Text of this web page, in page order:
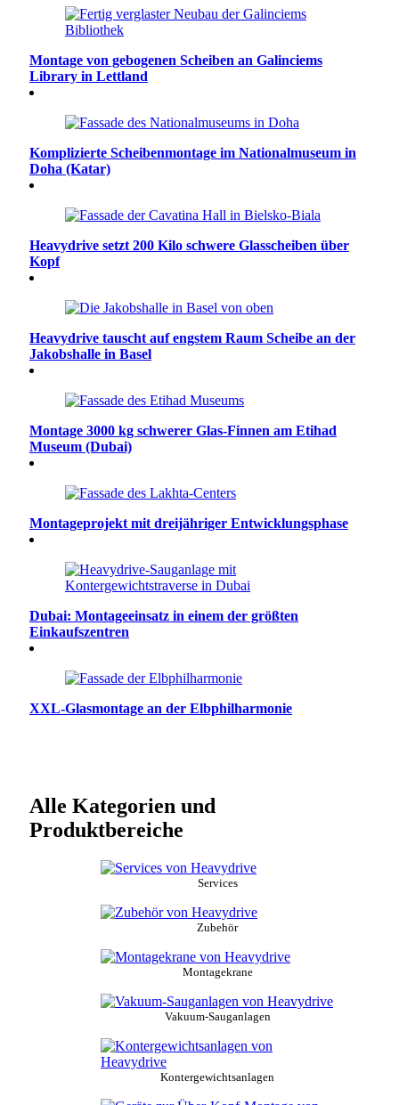
Montage von gebogenen Scheiben an Galinciems
Library in Lettland
Komplizierte Scheibenmontage im Nationalmuseum in
Doha (Katar)
Heavydrive setzt 200 Kilo schwere Glasscheiben über
Kopf
Heavydrive tauscht auf engstem Raum Scheibe an der
Jakobshalle in Basel
Montage 3000 kg schwerer Glas-Finnen am Etihad
Museum (Dubai)
Montageprojekt mit dreijähriger Entwicklungsphase
Dubai: Montageeinsatz in einem der größten
Einkaufszentren
XXL-Glasmontage an der Elbphilharmonie
Alle Kategorien und
Produktbereiche
Services
Zubehör
Montagekrane
Vakuum-Sauganlagen
Kontergewichtsanlagen